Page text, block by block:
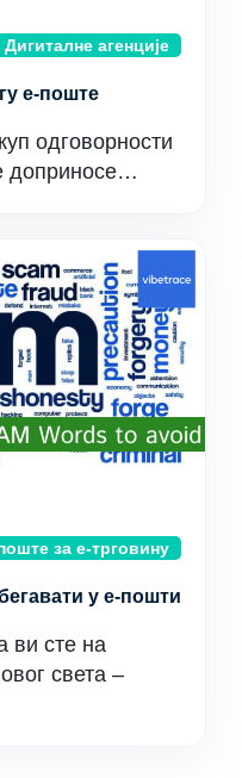
Дигиталне агенције
е-поште
одговорности
доприносе…
за е-трговину
у е-пошти
ви сте на
света –